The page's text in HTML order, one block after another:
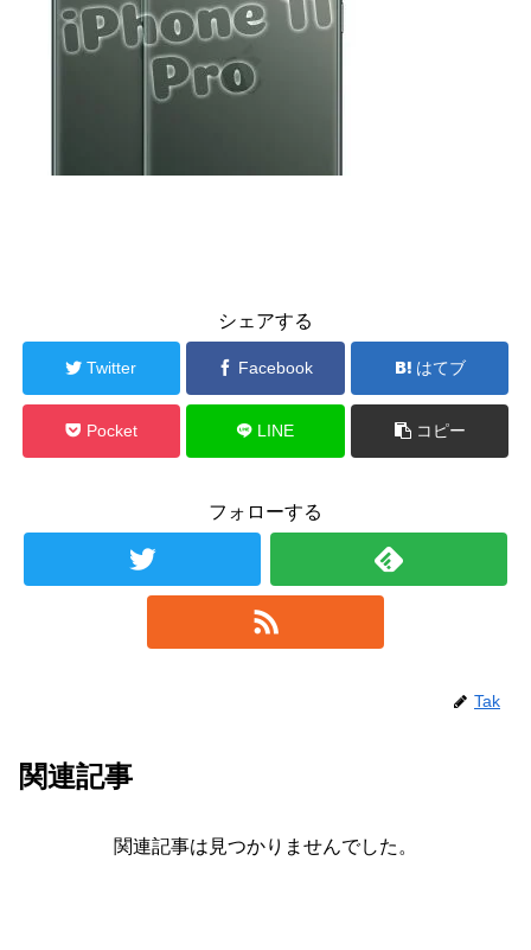
シェアする
Twitter Facebook はてブ
Pocket LINE コピー
フォローする
Tak
関連記事
関連記事は見つかりませんでした。